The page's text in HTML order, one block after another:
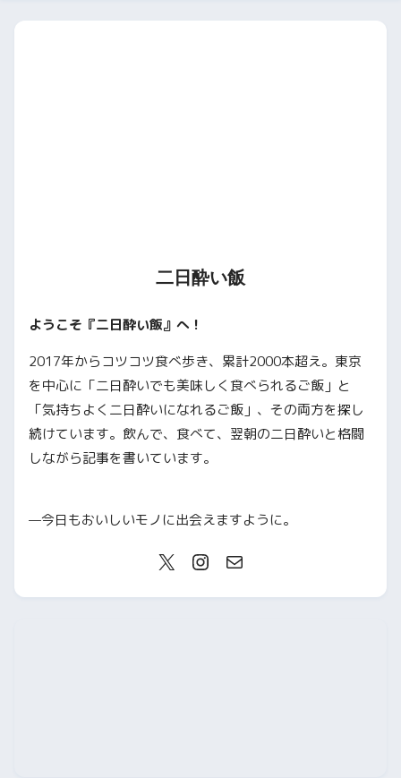
二日酔い飯
ようこそ『二日酔い飯』へ！
2017年からコツコツ食べ歩き、累計2000本超え。東京
を中心に「二日酔いでも美味しく食べられるご飯」と
「気持ちよく二日酔いになれるご飯」、その両方を探し
続けています。飲んで、食べて、翌朝の二日酔いと格闘
しながら記事を書いています。
—今日もおいしいモノに出会えますように。